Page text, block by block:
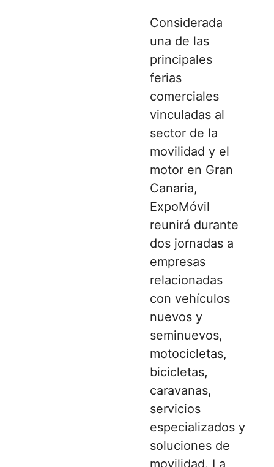
Considerada
una de las
principales
ferias
comerciales
vinculadas al
sector de la
movilidad y el
motor en Gran
Canaria,
ExpoMóvil
reunirá durante
dos jornadas a
empresas
relacionadas
con vehículos
nuevos y
seminuevos,
motocicletas,
bicicletas,
caravanas,
servicios
especializados y
soluciones de
movilidad. La